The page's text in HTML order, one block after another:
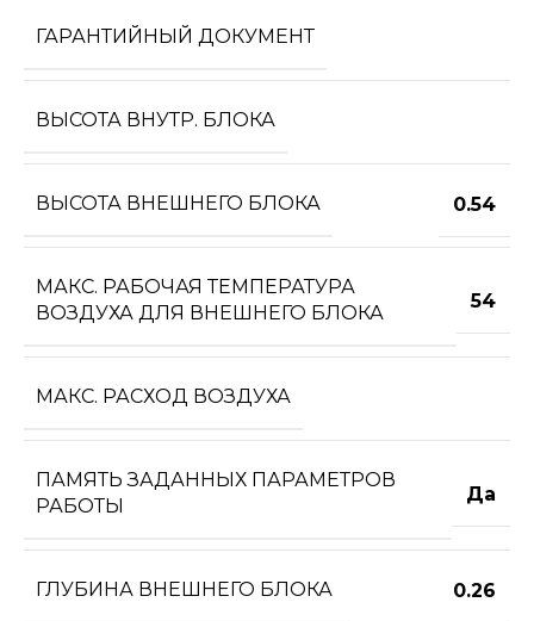
ГАРАНТИЙНЫЙ ДОКУМЕНТ
ВЫСОТА ВНУТР. БЛОКА
ВЫСОТА ВНЕШНЕГО БЛОКА 0.54
МАКС. РАБОЧАЯ ТЕМПЕРАТУРА
ВОЗДУХА ДЛЯ ВНЕШНЕГО БЛОКА
54
МАКС. РАСХОД ВОЗДУХА
ПАМЯТЬ ЗАДАННЫХ ПАРАМЕТРОВ
РАБОТЫ
Да
ГЛУБИНА ВНЕШНЕГО БЛОКА 0.26